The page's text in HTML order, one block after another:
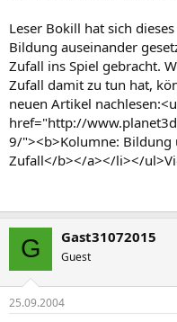
Leser Bokill hat sich
Bildung auseinander
Zufall ins Spiel gebracht.
Zufall damit zu tun hat,
neuen Artikel
href="http://
9/"><b>Kolumne: Bildung
Zufall</b></a></li></
G Gast31072015
Guest
25.09.2004